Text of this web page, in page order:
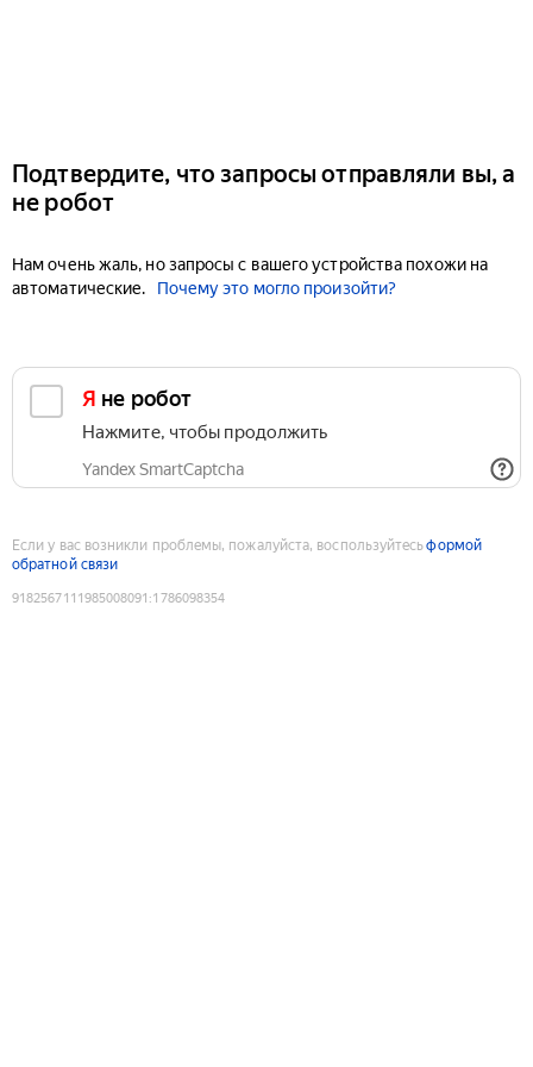
Подтвердите, что запросы отправляли вы, а
не робот
Нам очень жаль, но запросы с вашего устройства похожи на
автоматические.
Почему это могло произойти?
Я не робот
Нажмите, чтобы продолжить
Yandex SmartCaptcha
Если у вас возникли проблемы, пожалуйста, воспользуйтесьформой
обратной связи
9182567111985008091 :1786098354